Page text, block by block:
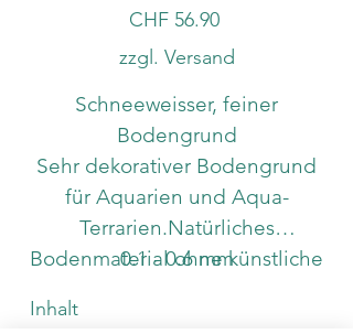
Preis
CHF 56.90
zzgl. Versand
Schneeweisser, feiner
Bodengrund
Sehr dekorativer Bodengrund
für Aquarien und Aqua-
Terrarien.Natürliches
Bodenmaterial ohne künstliche
Für Panzerwelse geeignet.
0.1 - 0.6 mm
Inhalt